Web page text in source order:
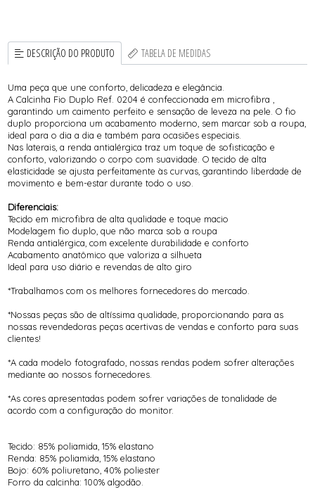
DESCRIÇÃO DO PRODUTO TABELA DE MEDIDAS
Uma peça que une conforto, delicadeza e elegância.
A Calcinha Fio Duplo Ref. 0204 é confeccionada em microfibra ,
garantindo um caimento perfeito e sensação de leveza na pele. O fio
duplo proporciona um acabamento moderno, sem marcar sob a roupa,
ideal para o dia a dia e também para ocasiões especiais.
Nas laterais, a renda antialérgica traz um toque de sofisticação e
conforto, valorizando o corpo com suavidade. O tecido de alta
elasticidade se ajusta perfeitamente às curvas, garantindo liberdade de
movimento e bem-estar durante todo o uso.
Diferenciais:
Tecido em microfibra de alta qualidade e toque macio
Modelagem fio duplo, que não marca sob a roupa
Renda antialérgica, com excelente durabilidade e conforto
Acabamento anatômico que valoriza a silhueta
Ideal para uso diário e revendas de alto giro
*Trabalhamos com os melhores fornecedores do mercado.
*Nossas peças são de altíssima qualidade, proporcionando para as
nossas revendedoras peças acertivas de vendas e conforto para suas
clientes!
*A cada modelo fotografado, nossas rendas podem sofrer alterações
mediante ao nossos fornecedores.
*As cores apresentadas podem sofrer variações de tonalidade de
acordo com a configuração do monitor.
Tecido: 85% poliamida, 15% elastano
Renda: 85% poliamida, 15% elastano
Bojo: 60% poliuretano, 40% poliester
Forro da calcinha: 100% algodão.